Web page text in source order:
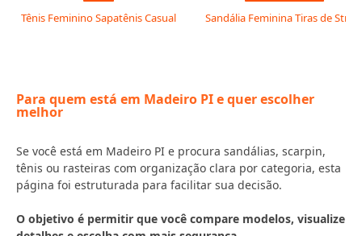
Tênis Feminino Sapatênis Casual Sandália Feminina Tiras de
Para quem está em Madeiro PI e quer escolher
melhor
Se você está em Madeiro PI e procura sandálias, scarpin,
tênis ou rasteiras com organização clara por categoria, esta
página foi estruturada para facilitar sua decisão.
O objetivo é permitir que você compare modelos, visualize